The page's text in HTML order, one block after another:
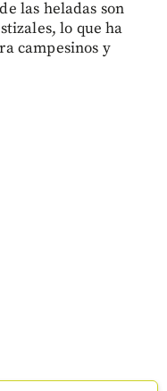
las heladas son
lo que ha
campesinos y